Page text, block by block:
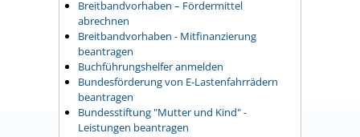
Breitbandvorhaben – Fördermittel
abrechnen
Breitbandvorhaben - Mitfinanzierung
beantragen
Buchführungshelfer anmelden
Bundesförderung von E-Lastenfahrrädern
beantragen
Bundesstiftung "Mutter und Kind" -
Leistungen beantragen